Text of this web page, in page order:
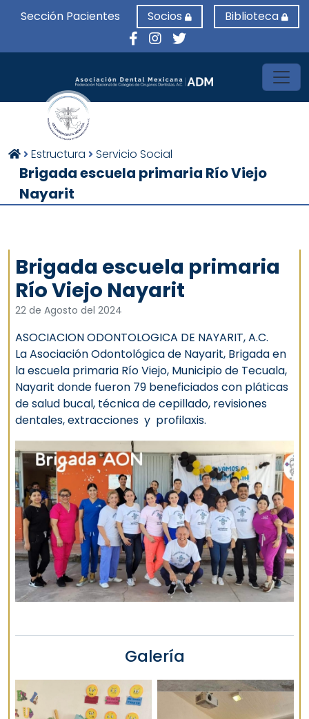
Sección Pacientes Socios Biblioteca
Estructura Servicio Social
Brigada escuela primaria Río Viejo
Nayarit
Brigada escuela primaria
Río Viejo Nayarit
22 de Agosto del 2024
ASOCIACION ODONTOLOGICA DE NAYARIT, A.C.
La Asociación Odontológica de Nayarit, Brigada en
la escuela primaria Río Viejo, Municipio de Tecuala,
Nayarit donde fueron 79 beneficiados con pláticas
de salud bucal, técnica de cepillado, revisiones
dentales, extracciones y profilaxis.
Galería